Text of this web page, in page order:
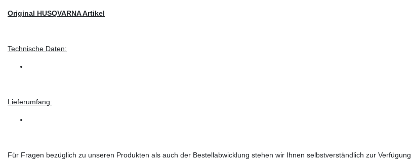
Original HUSQVARNA Artikel
Technische Daten:
Lieferumfang:
Für Fragen bezüglich zu unseren Produkten als auch der Bestellabwicklung stehen wir Ihnen selbstverständlich zur Verfügung.